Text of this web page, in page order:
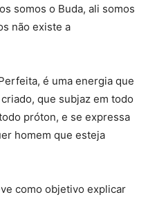
somos o Buda, ali somos
não existe a
é uma energia que
que subjaz em todo
próton, e se expressa
homem que esteja
como objetivo explicar